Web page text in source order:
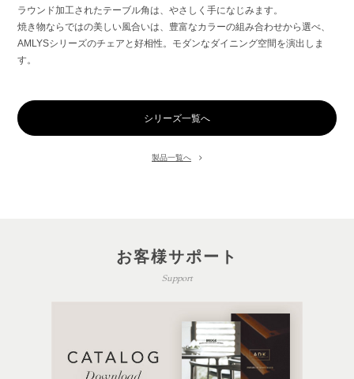
ラウンド加工されたテーブル角は、やさしく手になじみます。
焼き物ならではの美しい風合いは、豊富なカラーの組み合わせから選べ、
AMLYSシリーズのチェアと好相性。モダンなダイニング空間を演出しま
す。
シリーズ一覧へ
製品一覧へ
お客様サポート
Support